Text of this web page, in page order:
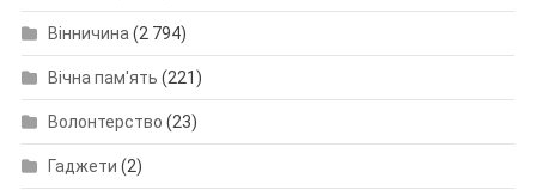
Вінничина (2 794)
Вічна пам'ять (221)
Волонтерство (23)
Гаджети (2)